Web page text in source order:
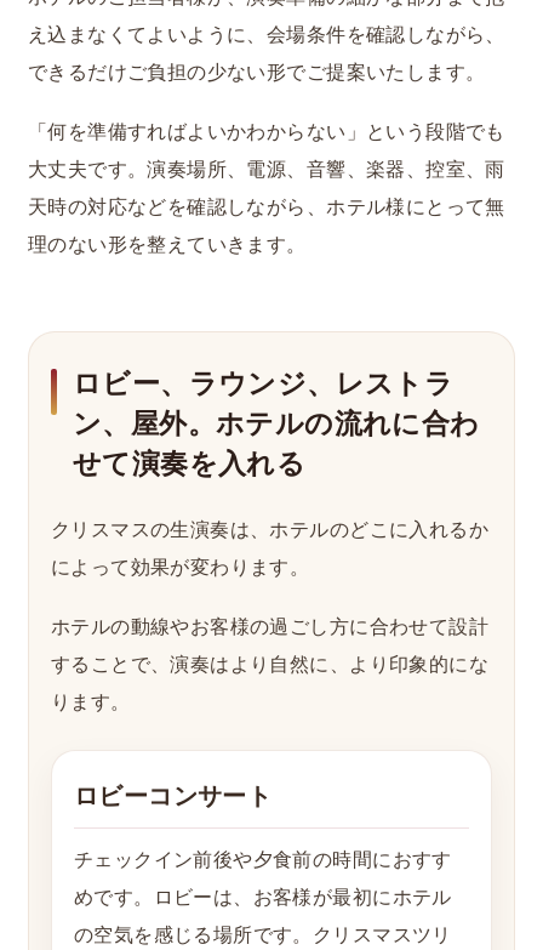
え込まなくてよいように、会場条件を確認しながら、
できるだけご負担の少ない形でご提案いたします。
「何を準備すればよいかわからない」という段階でも
大丈夫です。演奏場所、電源、音響、楽器、控室、雨
天時の対応などを確認しながら、ホテル様にとって無
理のない形を整えていきます。
ロビー、ラウンジ、レストラ
ン、屋外。ホテルの流れに合わ
せて演奏を入れる
クリスマスの生演奏は、ホテルのどこに入れるか
によって効果が変わります。
ホテルの動線やお客様の過ごし方に合わせて設計
することで、演奏はより自然に、より印象的にな
ります。
ロビーコンサート
チェックイン前後や夕食前の時間におすす
めです。ロビーは、お客様が最初にホテル
の空気を感じる場所です。クリスマスツリ